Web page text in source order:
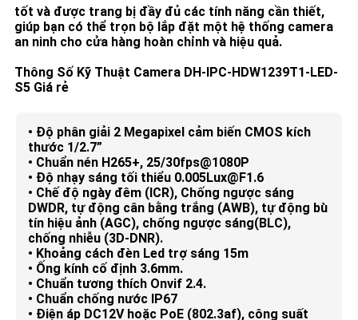
tốt và được trang bị đầy đủ các tính năng cần thiết,
giúp bạn có thể trọn bộ lắp đặt một hệ thống camera
an ninh cho cửa hàng hoàn chỉnh và hiệu quả.
Thông Số Kỹ Thuật Camera DH-IPC-HDW1239T1-LED-
S5 Giá rẻ
• Độ phân giải 2 Megapixel cảm biến CMOS kích
thước 1/2.7”
• Chuẩn nén H265+, 25/30fps@1080P
• Độ nhạy sáng tối thiểu 0.005Lux@F1.6
• Chế độ ngày đêm (ICR), Chống ngược sáng
DWDR, tự động cân bằng trắng (AWB), tự động bù
tín hiệu ảnh (AGC), chống ngược sáng(BLC),
chống nhiễu (3D-DNR).
• Khoảng cách đèn Led trợ sáng 15m
• Ống kính cố định 3.6mm.
• Chuẩn tương thích Onvif 2.4.
• Chuẩn chống nước IP67
• Điện áp DC12V hoặc PoE (802.3af), công suất